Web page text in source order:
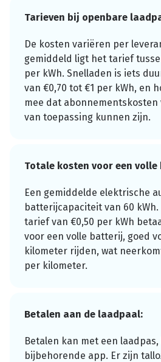
Tarieven bij openbare
De kosten variëren per
gemiddeld ligt het tarief
per kWh. Snelladen is iets
van €0,70 tot €1 per kWh, en
mee dat abonnementskosten
van toepassing kunnen zijn.
Totale kosten voor een
Een gemiddelde elektrische
batterijcapaciteit van 60
tarief van €0,50 per kWh
voor een volle batterij, goed
kilometer rijden, wat
per kilometer.
Betalen aan de laadpaal:
Betalen kan met een
bijbehorende app. Er zijn